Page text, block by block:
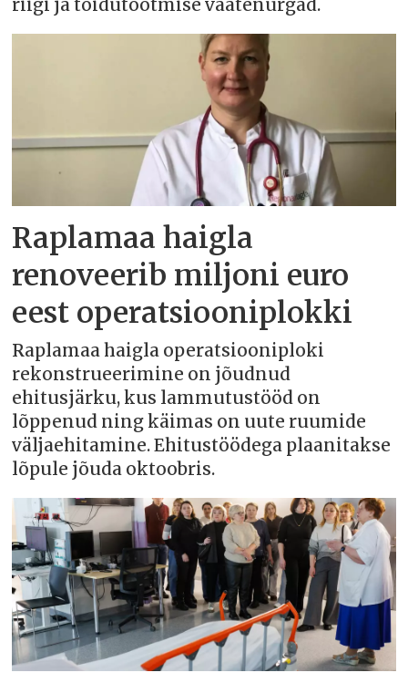
riigi ja toidutootmise vaatenurgad.
Raplamaa haigla
renoveerib miljoni euro
eest operatsiooniplokki
Raplamaa haigla operatsiooniploki
rekonstrueerimine on jõudnud
ehitusjärku, kus lammutustööd on
lõppenud ning käimas on uute ruumide
väljaehitamine. Ehitustöödega plaanitakse
lõpule jõuda oktoobris.